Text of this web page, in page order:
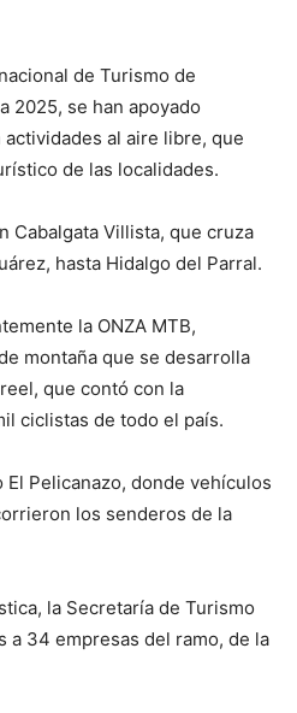
de Turismo de
2025, se han apoyado
al aire libre, que
de las localidades.
Cabalgata Villista, que cruza
hasta Hidalgo del Parral.
la ONZA MTB,
montaña que se desarrolla
que contó con la
ciclistas de todo el país.
El Pelicanazo, donde vehículos
los senderos de la
la Secretaría de Turismo
34 empresas del ramo, de la